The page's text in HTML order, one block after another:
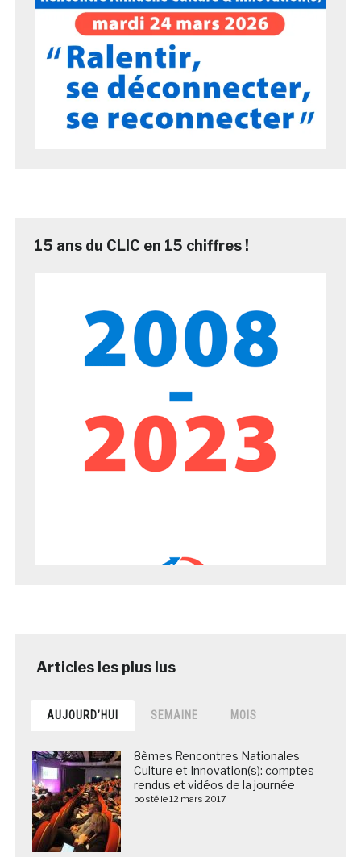
15 ans du CLIC en 15 chiffres !
AUJOURD’HUI SEMAINE MOIS
8èmes Rencontres Nationales
Culture et Innovation(s): comptes-
rendus et vidéos de la journée
posté le 12 mars 2017